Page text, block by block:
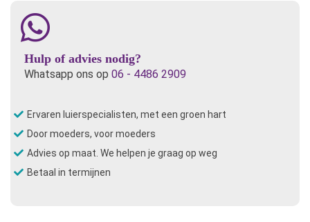
Hulp of advies nodig?
Whatsapp ons op 06 - 4486 2909
Ervaren luierspecialisten, met een groen hart
Door moeders, voor moeders
Advies op maat. We helpen je graag op weg
Betaal in termijnen